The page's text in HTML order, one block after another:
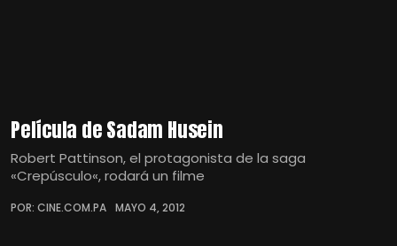
Película de Sadam Husein
Robert Pattinson, el protagonista de la saga
«Crepúsculo«, rodará un filme
POR: CINE.COM.PA MAYO 4, 2012